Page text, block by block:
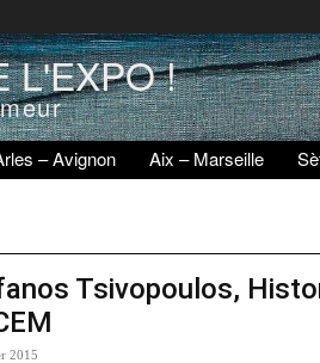
L'EXPO !
– Avignon Aix – Marseille
Tsivopoulos,
2015